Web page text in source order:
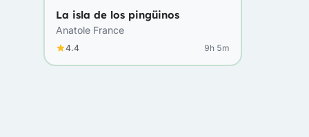
La isla de los pingüinos
Anatole France
4.4 9h 5m